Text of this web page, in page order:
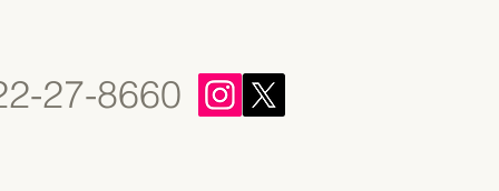
27-8660